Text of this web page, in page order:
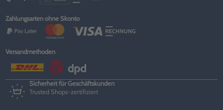
Zahlungsarten ohne Skonto
Versandmethoden
Sicherheit für Geschäftskunden
Trusted Shops-zertifiziert